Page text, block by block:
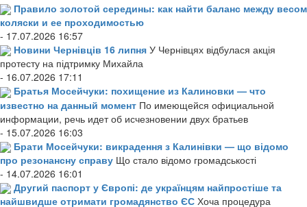
Правило золотой середины: как найти баланс между весом
коляски и ее проходимостью
- 17.07.2026 16:57
Новини Чернівців 16 липня У Чернівцях відбулася акція
протесту на підтримку Михайла
- 16.07.2026 17:11
Братья Мосейчуки: похищение из Калиновки — что
известно на данный момент По имеющейся официальной
информации, речь идет об исчезновении двух братьев
- 15.07.2026 16:03
Брати Мосейчуки: викрадення з Калинівки — що відомо
про резонансну справу Що стало відомо громадськості
- 14.07.2026 16:01
Другий паспорт у Європі: де українцям найпростіше та
найшвидше отримати громадянство ЄС Хоча процедура